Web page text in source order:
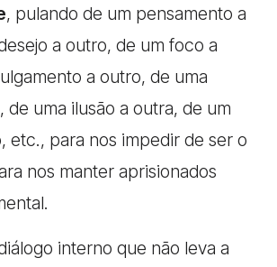
, pulando de um pensamento a
a outro, de um foco a
a outro, de uma
de uma ilusão a outra, de um
etc., para nos impedir de ser o
nos manter aprisionados
interno que não leva a